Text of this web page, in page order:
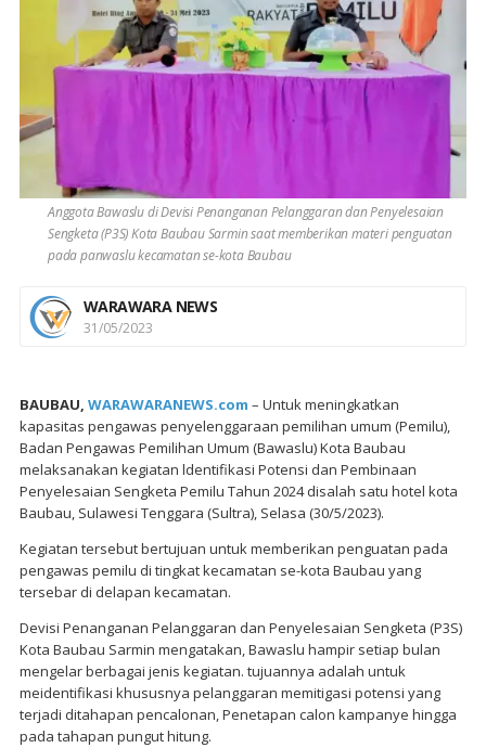
Anggota Bawaslu di Devisi Penanganan Pelanggaran dan Penyelesaian
Sengketa (P3S) Kota Baubau Sarmin saat memberikan materi penguatan
pada panwaslu kecamatan se-kota Baubau
WARAWARA NEWS
31/05/2023
BAUBAU, WARAWARANEWS.com – Untuk meningkatkan
kapasitas pengawas penyelenggaraan pemilihan umum (Pemilu),
Badan Pengawas Pemilihan Umum (Bawaslu) Kota Baubau
melaksanakan kegiatan ldentifikasi Potensi dan Pembinaan
Penyelesaian Sengketa Pemilu Tahun 2024 disalah satu hotel kota
Baubau, Sulawesi Tenggara (Sultra), Selasa (30/5/2023).
Kegiatan tersebut bertujuan untuk memberikan penguatan pada
pengawas pemilu di tingkat kecamatan se-kota Baubau yang
tersebar di delapan kecamatan.
Devisi Penanganan Pelanggaran dan Penyelesaian Sengketa (P3S)
Kota Baubau Sarmin mengatakan, Bawaslu hampir setiap bulan
mengelar berbagai jenis kegiatan. tujuannya adalah untuk
meidentifikasi khususnya pelanggaran memitigasi potensi yang
terjadi ditahapan pencalonan, Penetapan calon kampanye hingga
pada tahapan pungut hitung.